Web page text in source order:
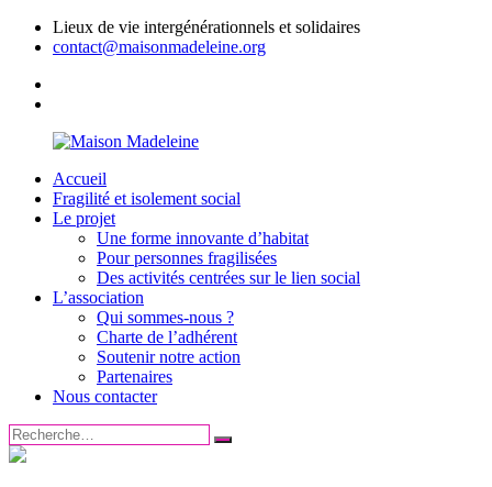
Aller
Lieux de vie intergénérationnels et solidaires
contact@maisonmadeleine.org
Maison
Madeleine
Lieux
intergénérationnels
solidaires
Accueil
Fragilité et isolement social
Le projet
Une forme innovante d’habitat
Pour personnes fragilisées
Des activités centrées sur le lien social
L’association
Qui sommes-nous ?
Charte de l’adhérent
Soutenir notre action
Partenaires
Nous contacter
Rechercher
:
Rechercher